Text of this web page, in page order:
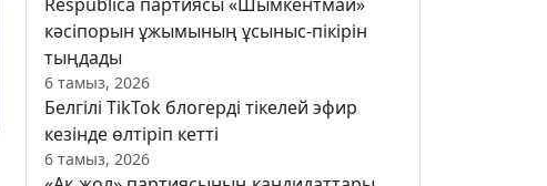
кәсіпорын ұжымының ұсыныс-пікірін
тыңдады
6 тамыз, 2026
Белгілі TikTok блогерді тікелей эфир
кезінде өлтіріп кетті
6 тамыз, 2026